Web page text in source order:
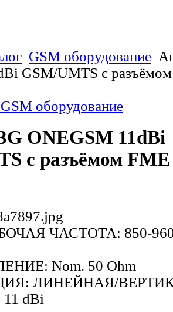
GSM оборудование
GSM/UMTS с
оборудование
ONEGSM 11dBi
с разъёмом FME
ЧАСТОТА: 850-
Nom. 50 Ohm
ЛИНЕЙНАЯ/
dBi